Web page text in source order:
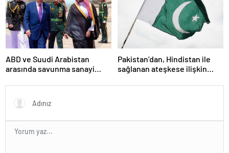
ABD ve Suudi Arabistan
arasında savunma sanayi
Pakistan’dan, Hindistan ile
sağlanan ateşkese ilişkin